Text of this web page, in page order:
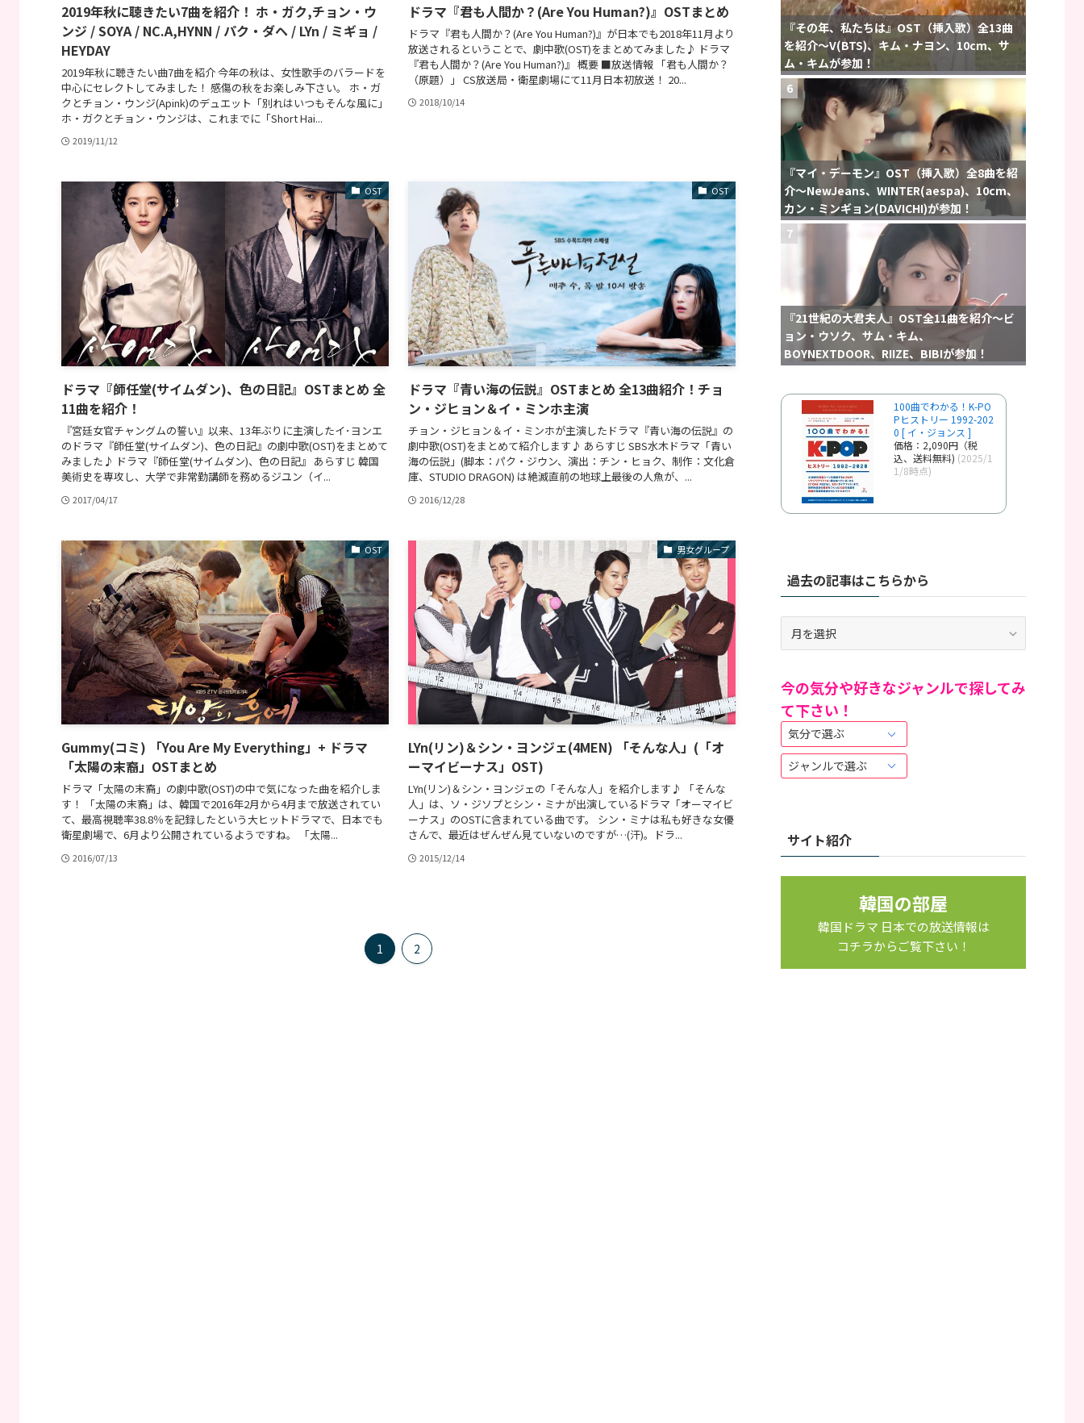
2019年秋に聴きたい7曲を紹介！ ホ・ガク,チョン・ウ
ンジ / SOYA / NC.A,HYNN / パク・ダヘ / LYn / ミギョ /
HEYDAY
2019年秋に聴きたい曲7曲を紹介 今年の秋は、女性歌手のバラードを
中心にセレクトしてみました！ 感傷の秋をお楽しみ下さい。 ホ・ガ
クとチョン・ウンジ(Apink)のデュエット「別れはいつもそんな風に」
ホ・ガクとチョン・ウンジは、これまでに「Short Hai...
2019/11/12
ドラマ『君も人間か？(Are You Human?)』OSTまとめ
ドラマ『君も人間か？(Are You Human?)』が日本でも2018年11月より
放送されるということで、劇中歌(OST)をまとめてみました♪ ドラマ
『君も人間か？(Are You Human?)』 概要 ■放送情報 「君も人間か？
（原題）」 CS放送局・衛星劇場にて11月日本初放送！ 20...
2018/10/14
OST
ドラマ『師任堂(サイムダン)、色の日記』OSTまとめ 全
11曲を紹介！
『宮廷女官チャングムの誓い』以来、13年ぶりに主演したイ･ヨンエ
のドラマ『師任堂(サイムダン)、色の日記』の劇中歌(OST)をまとめて
みました♪ ドラマ『師任堂(サイムダン)、色の日記』 あらすじ 韓国
美術史を専攻し、大学で非常勤講師を務めるジユン（イ...
2017/04/17
OST
ドラマ『青い海の伝説』OSTまとめ 全13曲紹介！チョ
ン・ジヒョン＆イ・ミンホ主演
チョン・ジヒョン＆イ・ミンホが主演したドラマ『青い海の伝説』の
劇中歌(OST)をまとめて紹介します♪ あらすじ SBS水木ドラマ「青い
海の伝説」(脚本：パク・ジウン、演出：チン・ヒョク、制作：文化倉
庫、STUDIO DRAGON) は絶滅直前の地球上最後の人魚が、...
2016/12/28
OST
Gummy(コミ) 「You Are My Everything」+ ドラマ
「太陽の末裔」OSTまとめ
ドラマ「太陽の末裔」の劇中歌(OST)の中で気になった曲を紹介しま
す！ 「太陽の末裔」は、韓国で2016年2月から4月まで放送されてい
て、最高視聴率38.8％を記録したという大ヒットドラマで、日本でも
衛星劇場で、6月より公開されているようですね。 「太陽...
2016/07/13
男女グループ
LYn(リン)＆シン・ヨンジェ(4MEN) 「そんな人」(「オ
ーマイビーナス」OST)
LYn(リン)＆シン・ヨンジェの「そんな人」を紹介します♪ 「そんな
人」は、ソ・ジソプとシン・ミナが出演しているドラマ「オーマイビ
ーナス」のOSTに含まれている曲です。 シン・ミナは私も好きな女優
さんで、最近はぜんぜん見ていないのですが…(汗)。ドラ...
2015/12/14
1 2
『その年、私たちは』OST（挿入歌）全13曲
を紹介〜V(BTS)、キム・ナヨン、10cm、サ
ム・キムが参加！
6
『マイ・デーモン』OST（挿入歌）全8曲を紹
介〜NewJeans、WINTER(aespa)、10cm、
カン・ミンギョン(DAVICHI)が参加！
7
『21世紀の大君夫人』OST全11曲を紹介〜ビ
ョン・ウソク、サム・キム、
BOYNEXTDOOR、RIIZE、BIBIが参加！
100曲でわかる！K-PO
Pヒストリー 1992-202
0 [ イ・ジョンス ]
価格：2,090円（税
込、送料無料) (2025/1
1/8時点)
過去の記事はこちらから
記
事
は
こ
ち
ら
今の気分や好きなジャンルで探してみ
て下さい！
サイト紹介
韓国の部屋
韓国ドラマ 日本での放送情報は
コチラからご覧下さい！